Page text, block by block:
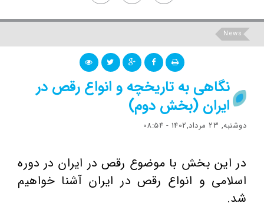
News
نگاهی به تاريخچه‌ و انواع رقص در
ايران (بخش دوم)
دوشنبه, 23 مرداد,1402 - 08:54
در این بخش با موضوع رقص در ایران در دوره
اسلامی و انواع رقص در ایران آشنا خواهیم
شد.